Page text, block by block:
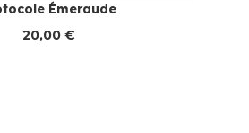
Émeraude
20,00 €